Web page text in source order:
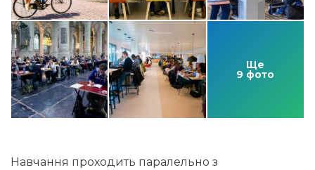
Ще
9 фото
Навчання проходить паралельно з